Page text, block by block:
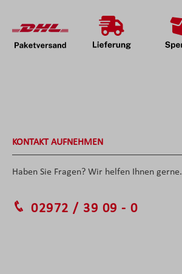
KONTAKT AUFNEHMEN
Haben Sie Fragen? Wir helfen Ihnen gerne.
02972 / 39 09 - 0